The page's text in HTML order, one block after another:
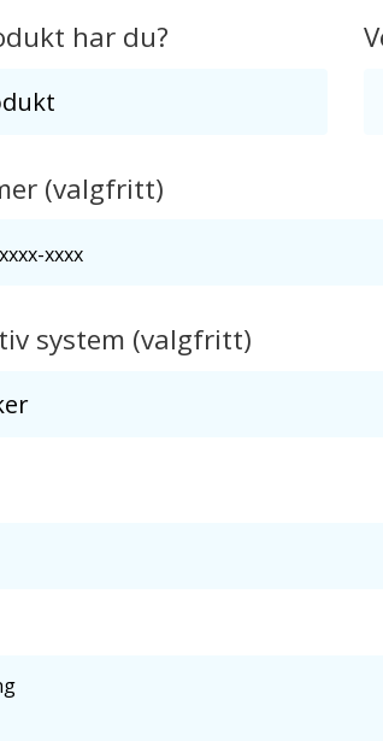
har du?
(valgfritt)
system (valgfritt)